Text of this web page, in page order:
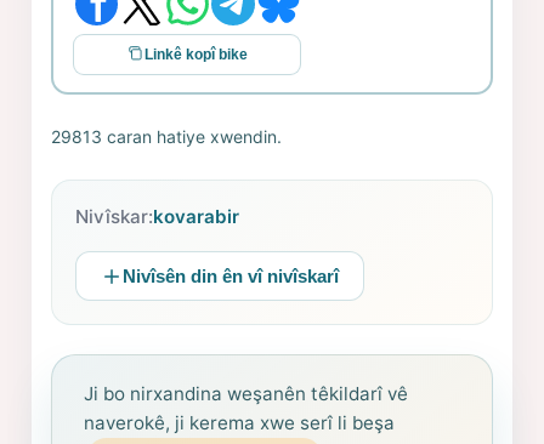
Linkê kopî bike
29813 caran hatiye xwendin.
Nivîskar:kovarabir
Nivîsên din ên vî nivîskarî
Ji bo nirxandina weşanên têkildarî vê
naverokê, ji kerema xwe serî li beşa